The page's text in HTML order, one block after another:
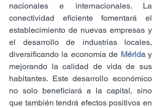
nacionales e internacionales. La
conectividad eficiente fomentará el
establecimiento de nuevas empresas y
el desarrollo de industrias locales,
diversificando la economía de Mérida y
mejorando la calidad de vida de sus
habitantes. Este desarrollo económico
no solo beneficiará a la capital, sino
que también tendrá efectos positivos en